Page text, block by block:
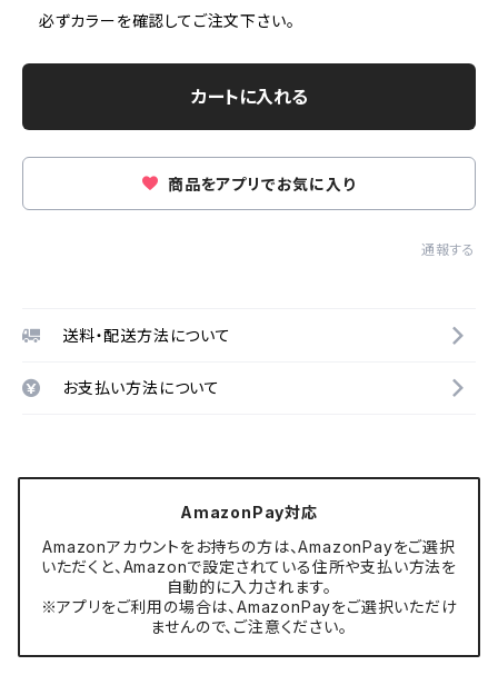
必ずカラーを確認してご注文下さい。
カートに入れる
商品をアプリでお気に入り
通報する
送料・配送方法について
お支払い方法について
AmazonPay対応
Amazonアカウントをお持ちの方は、AmazonPayをご選択
いただくと、Amazonで設定されている住所や支払い方法を
自動的に入力されます。
※アプリをご利用の場合は、AmazonPayをご選択いただけ
ませんので、ご注意ください。